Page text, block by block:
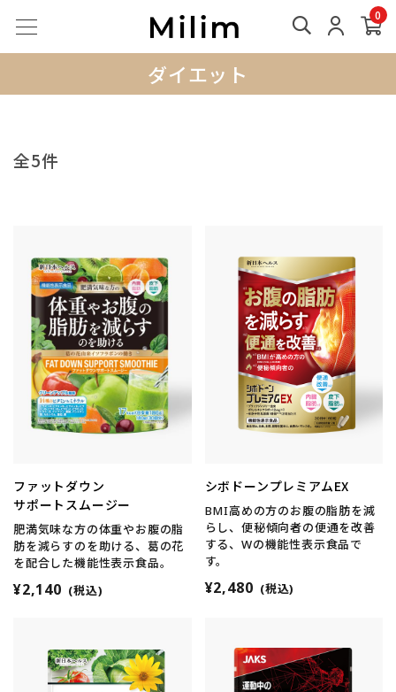
0
ダイエット
全5件
ファットダウン
サポートスムージー
肥満気味な方の体重やお腹の脂
肪を減らすのを助ける、葛の花
を配合した機能性表示食品。
¥2,140 (税込)
シボドーンプレミアムEX
BMI高めの方のお腹の脂肪を減
らし、便秘傾向者の便通を改善
する、Wの機能性表示食品で
す。
¥2,480 (税込)